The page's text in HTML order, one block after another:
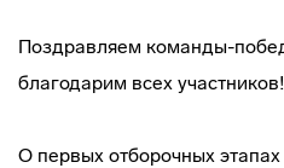
Поздравляем команды-
благодарим всех участников!
О первых отборочных